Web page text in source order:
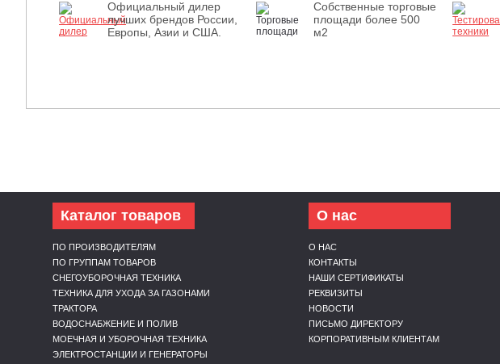
Официальный дилер
лучших брендов России,
Европы, Азии и США.
Собственные торговые
площади более 500
м2
Каталог товаров
ПО ПРОИЗВОДИТЕЛЯМ
ПО ГРУППАМ ТОВАРОВ
СНЕГОУБОРОЧНАЯ ТЕХНИКА
ТЕХНИКА ДЛЯ УХОДА ЗА ГАЗОНАМИ
ТРАКТОРА
ВОДОСНАБЖЕНИЕ И ПОЛИВ
МОЕЧНАЯ И УБОРОЧНАЯ ТЕХНИКА
ЭЛЕКТРОСТАНЦИИ И ГЕНЕРАТОРЫ
О нас
О НАС
КОНТАКТЫ
НАШИ СЕРТИФИКАТЫ
РЕКВИЗИТЫ
НОВОСТИ
ПИСЬМО ДИРЕКТОРУ
КОРПОРАТИВНЫМ КЛИЕНТАМ